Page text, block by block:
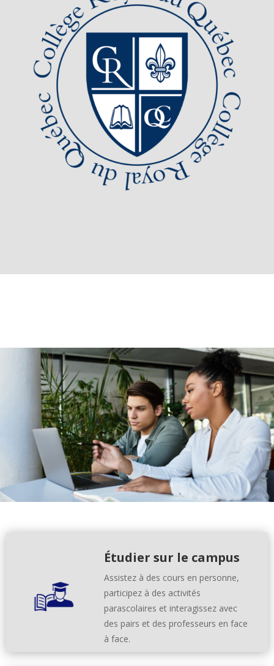
Étudier sur le campus
Assistez à des cours en personne,
participez à des activités
parascolaires et interagissez avec
des pairs et des professeurs en face
à face.